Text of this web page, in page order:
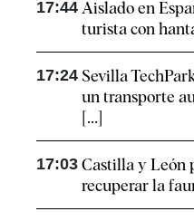
17:44 Aislado en
turista con
17:24 Sevilla
un transporte
[...]
17:03 Castilla y León
recuperar la